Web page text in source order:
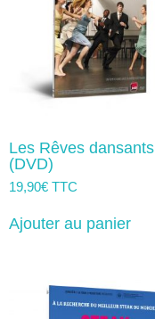
Les Rêves dansants
(DVD)
19,90€ TTC
Ajouter au panier